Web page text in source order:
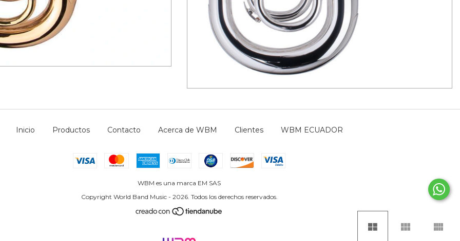
Inicio Productos Contacto Acerca de WBM Clientes WBM ECUADOR
WBM es una marca EM SAS
Copyright World Band Music - 2026. Todos los derechos reservados.